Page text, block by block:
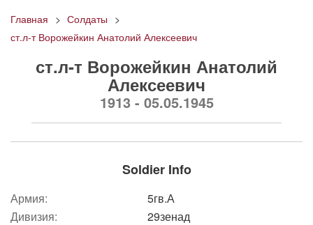
Главная
Солдаты
ст.л-т Ворожейкин Анатолий Алексеевич
ст.л-т Ворожейкин Анатолий
Алексеевич
1913 - 05.05.1945
Soldier Info
Армия:
5гв.А
Дивизия:
29зенад